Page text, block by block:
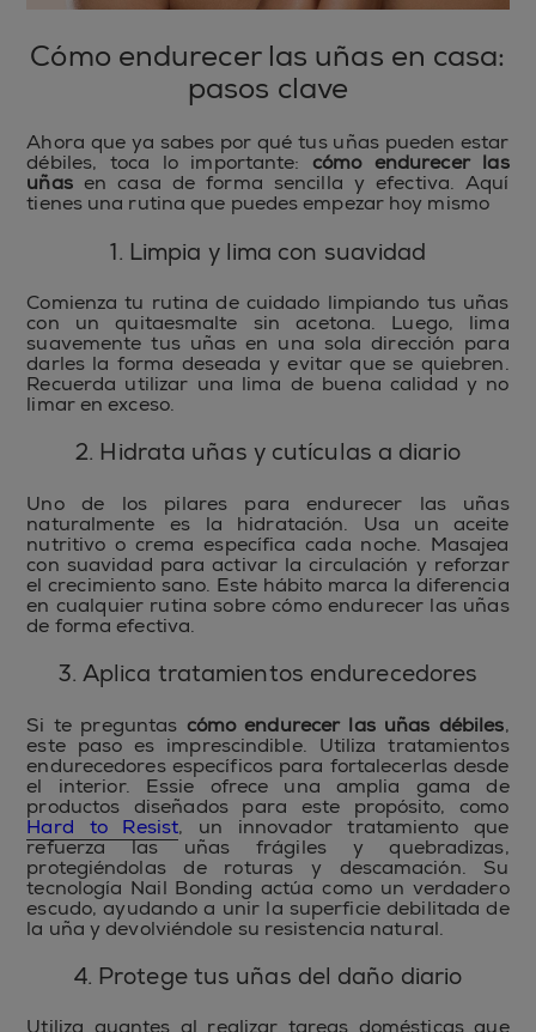
Cómo endurecer las uñas en casa:
pasos clave
Ahora que ya sabes por qué tus uñas pueden estar
débiles, toca lo importante: cómo endurecer las
uñasen casa de forma sencilla y efectiva. Aquí
tienes una rutina que puedes empezar hoy mismo
1. Limpia y lima con suavidad
Comienza tu rutina de cuidado limpiando tus uñas
con un quitaesmalte sin acetona. Luego, lima
suavemente tus uñas en una sola dirección para
darles la forma deseada y evitar que se quiebren.
Recuerda utilizar una lima de buena calidad y no
limar en exceso.
2. Hidrata uñas y cutículas a diario
Uno de los pilares para endurecer las uñas
naturalmente es la hidratación. Usa un aceite
nutritivo o crema específica cada noche. Masajea
con suavidad para activar la circulación y reforzar
el crecimiento sano. Este hábito marca la diferencia
en cualquier rutina sobre cómo endurecer las uñas
de forma efectiva.
3. Aplica tratamientos endurecedores
Si te preguntas cómo endurecer las uñas débiles,
este paso es imprescindible. Utiliza tratamientos
endurecedores específicos para fortalecerlas desde
el interior. Essie ofrece una amplia gama de
productos diseñados para este propósito, como
Hard to Resist, un innovador tratamiento que
refuerza las uñas frágiles y quebradizas,
protegiéndolas de roturas y descamación. Su
tecnología Nail Bonding actúa como un verdadero
escudo, ayudando a unir la superficie debilitada de
la uña y devolviéndole su resistencia natural.
4. Protege tus uñas del daño diario